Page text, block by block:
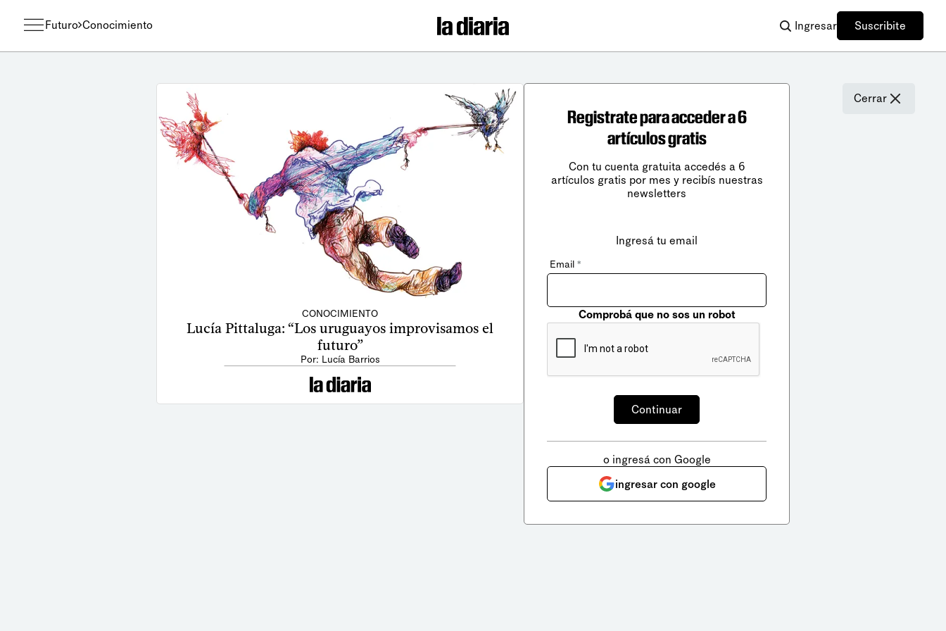
Futuro Conocimiento Ingresar Suscribite
CONOCIMIENTO
Lucía Pittaluga: “Los uruguayos improvisamos el
futuro”
Por: Lucía Barrios
Cerrar
Registrate para acceder a 6
artículos gratis
Con tu cuenta gratuita accedés a 6
artículos gratis por mes y recibís nuestras
newsletters
Ingresá tu email
Email *
Comprobá que no sos un robot
o ingresá con Google
ingresar con google